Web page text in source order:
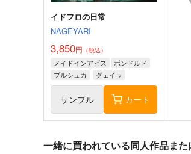
イドフロの日常
NAGEYARI
3,850円 （税込）
メイドインアビス
ボンドルド
プルシュカ
グェイラ
サンプル カート
一緒に買われている同人作品ま